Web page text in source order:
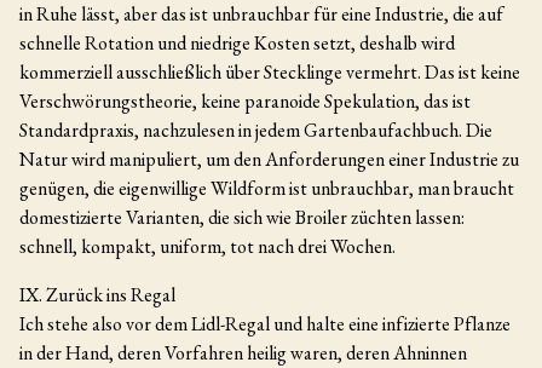
in Ruhe lässt, aber das ist unbrauchbar für eine Industrie, die auf
schnelle Rotation und niedrige Kosten setzt, deshalb wird
kommerziell ausschließlich über Stecklinge vermehrt. Das ist keine
Verschwörungstheorie, keine paranoide Spekulation, das ist
Standardpraxis, nachzulesen in jedem Gartenbaufachbuch. Die
Natur wird manipuliert, um den Anforderungen einer Industrie zu
genügen, die eigenwillige Wildform ist unbrauchbar, man braucht
domestizierte Varianten, die sich wie Broiler züchten lassen:
schnell, kompakt, uniform, tot nach drei Wochen.
IX. Zurück ins Regal
Ich stehe also vor dem Lidl-Regal und halte eine infizierte Pflanze
in der Hand, deren Vorfahren heilig waren, deren Ahninnen